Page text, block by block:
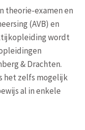
theorie-examen en
(AVB) en
wordt
& Drachten.
het zelfs mogelijk
al in enkele